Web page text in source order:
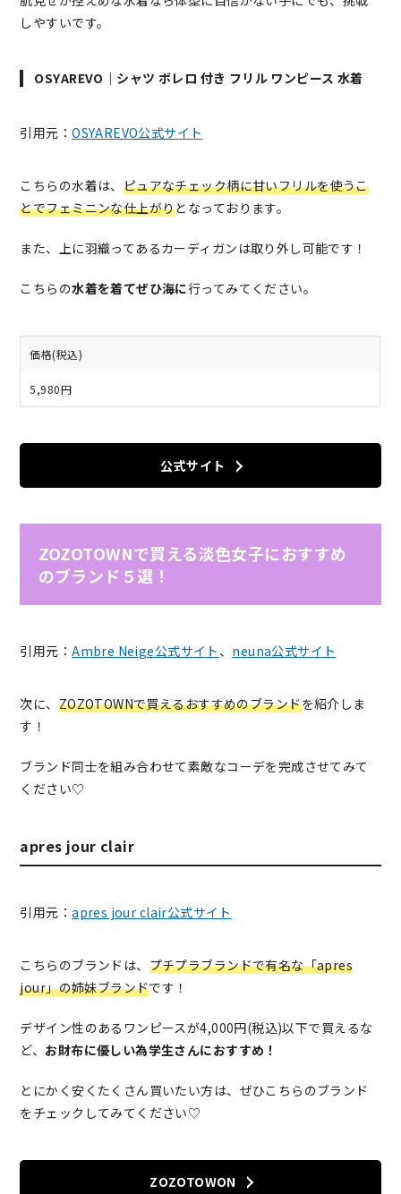
しやすいです。
OSYAREVO｜シャツ ボレロ 付き フリル ワンピース 水着
引用元：OSYAREVO公式サイト
こちらの水着は、 ピュアなチェック柄に甘いフリルを使うこ
とでフェミニンな仕上がりとなっております。
また、上に羽織ってあるカーディガンは取り外し可能です！
こちらの水着を着てぜひ海に行ってみてください。
価格(税込)
5,980円
公式サイト
ZOZOTOWNで買える淡色女子におすすめ
のブランド５選！
引用元：Ambre Neige公式サイト 、 neuna公式サイト
次に、 ZOZOTOWNで買えるおすすめのブランドを紹介しま
す！
ブランド同士を組み合わせて素敵なコーデを完成させてみて
ください♡
apres jour clair
引用元：apres jour clair公式サイト
こちらのブランドは、 プチプラブランドで有名な「apres
jour」の姉妹ブランドです！
デザイン性のあるワンピースが4,000円(税込)以下で買えるな
ど、 お財布に優しい為学生さんにおすすめ！
とにかく安くたくさん買いたい方は、ぜひこちらのブランド
をチェックしてみてください♡
ZOZOTOWON